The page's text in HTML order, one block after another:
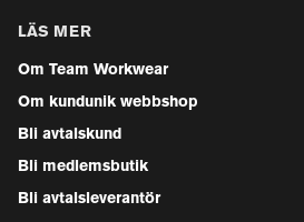
LÄS MER
Om Team Workwear
Om kundunik webbshop
Bli avtalskund
Bli medlemsbutik
Bli avtalsleverantör